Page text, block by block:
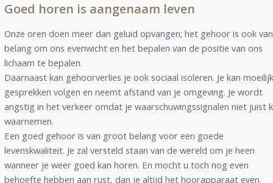
Goed horen is aangenaam leven
Onze oren doen meer dan geluid opvangen; het gehoor is ook van
belang om ons evenwicht en het bepalen van de positie van ons
lichaam te bepalen.
Daarnaast kan gehoorverlies je ook sociaal isoleren. Je kan
gesprekken volgen en neemt afstand van je omgeving. Je wordt
angstig in het verkeer omdat je waarschuwingssignalen niet juist
waarnemen.
Een goed gehoor is van groot belang voor een goede
levenskwaliteit. Je zal versteld staan van de wereld om je heen
wanneer je weer goed kan horen. En mocht u toch nog even
behoefte hebben aan rust, dan je altijd het hoorapparaat even